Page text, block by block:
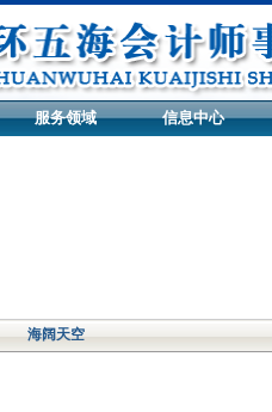
服务领域 信息中心
海阔天空